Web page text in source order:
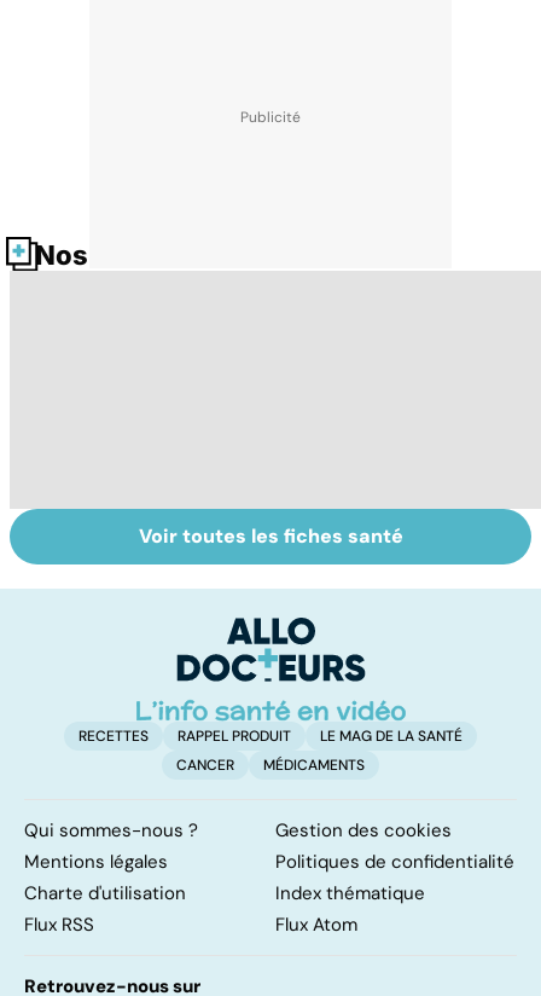
Nos fiches santé
Tout savoir sur
nos excréments
Comment
soigner les
excroissances
qui envahissent
nos sinus ?
Voir toutes les fiches santé
RECETTES RAPPEL PRODUIT
LE MAG DE LA SANTÉ
CANCER
MÉDICAMENTS
Qui sommes-nous ?
Gestion des cookies
Mentions légales
Politiques de confidentialité
Charte d'utilisation
Index thématique
Flux RSS
Flux Atom
Retrouvez-nous sur